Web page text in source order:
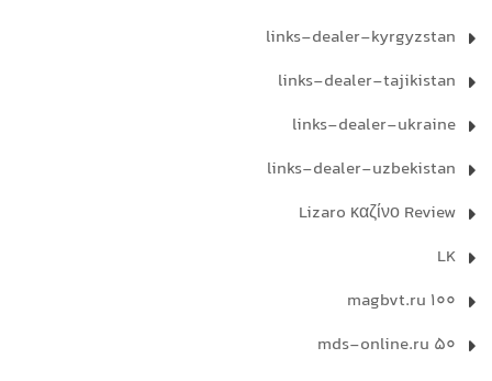
links-dealer-kyrgyzstan
links-dealer-tajikistan
links-dealer-ukraine
links-dealer-uzbekistan
Lizaro καζίνο Review
LK
magbvt.ru 100
mds-online.ru 50